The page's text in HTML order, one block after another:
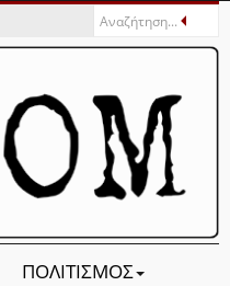
ΠΟΛΙΤΙΣΜΌΣ